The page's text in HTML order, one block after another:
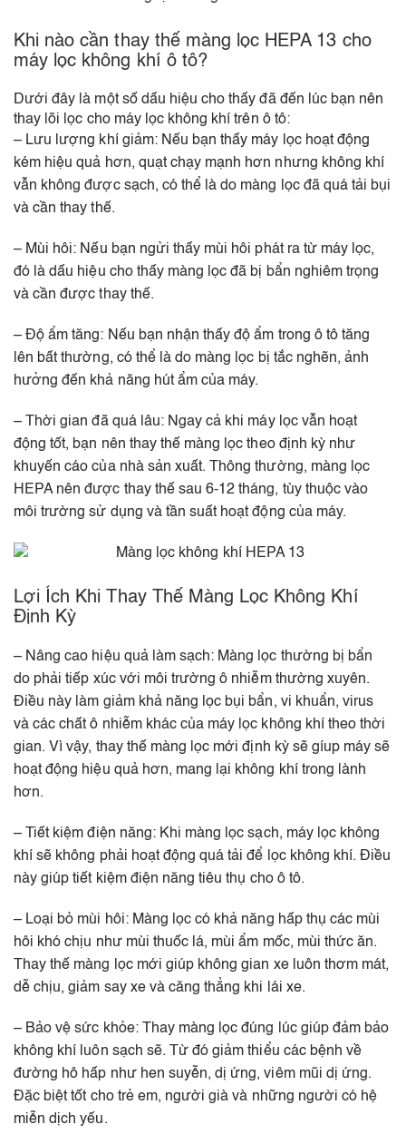
Khi nào cần thay thế màng lọc HEPA 13 cho
máy lọc không khí ô tô?
Dưới đây là một số dấu hiệu cho thấy đã đến lúc bạn nên
thay lõi lọc cho máy lọc không khí trên ô tô:
– Lưu lượng khí giảm: Nếu bạn thấy máy lọc hoạt động
kém hiệu quả hơn, quạt chạy mạnh hơn nhưng không khí
vẫn không được sạch, có thể là do màng lọc đã quá tải bụi
và cần thay thế.
– Mùi hôi: Nếu bạn ngửi thấy mùi hôi phát ra từ máy lọc,
đó là dấu hiệu cho thấy màng lọc đã bị bẩn nghiêm trọng
và cần được thay thế.
– Độ ẩm tăng: Nếu bạn nhận thấy độ ẩm trong ô tô tăng
lên bất thường, có thể là do màng lọc bị tắc nghẽn, ảnh
hưởng đến khả năng hút ẩm của máy.
– Thời gian đã quá lâu: Ngay cả khi máy lọc vẫn hoạt
động tốt, bạn nên thay thế màng lọc theo định kỳ như
khuyến cáo của nhà sản xuất. Thông thường, màng lọc
HEPA nên được thay thế sau 6-12 tháng, tùy thuộc vào
môi trường sử dụng và tần suất hoạt động của máy.
Lợi Ích Khi Thay Thế Màng Lọc Không Khí
Định Kỳ
– Nâng cao hiệu quả làm sạch: Màng lọc thường bị bẩn
do phải tiếp xúc với môi trường ô nhiễm thường xuyên.
Điều này làm giảm khả năng lọc bụi bẩn, vi khuẩn, virus
và các chất ô nhiễm khác của máy lọc không khí theo thời
gian. Vì vậy, thay thế màng lọc mới định kỳ sẽ gíup máy sẽ
hoạt động hiệu quả hơn, mang lại không khí trong lành
hơn.
– Tiết kiệm điện năng: Khi màng lọc sạch, máy lọc không
khí sẽ không phải hoạt động quá tải để lọc không khí. Điều
này giúp tiết kiệm điện năng tiêu thụ cho ô tô.
– Loại bỏ mùi hôi: Màng lọc có khả năng hấp thụ các mùi
hôi khó chịu như mùi thuốc lá, mùi ẩm mốc, mùi thức ăn.
Thay thế màng lọc mới giúp không gian xe luôn thơm mát,
dễ chịu, giảm say xe và căng thẳng khi lái xe.
– Bảo vệ sức khỏe: Thay màng lọc đúng lúc giúp đảm bảo
không khí luôn sạch sẽ. Từ đó giảm thiểu các bệnh về
đường hô hấp như hen suyễn, dị ứng, viêm mũi dị ứng.
Đặc biệt tốt cho trẻ em, người già và những người có hệ
miễn dịch yếu.